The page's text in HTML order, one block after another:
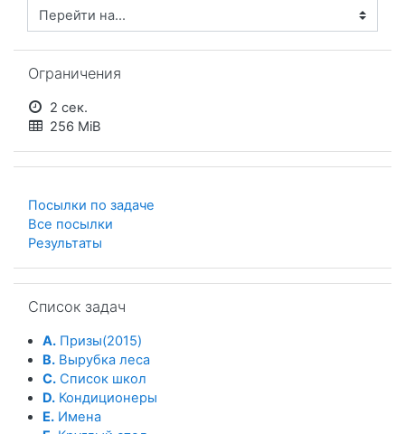
Перейти на...
Ограничения
2 сек.
256 MiB
Посылки по задаче
Все посылки
Результаты
Список задач
A. Призы(2015)
B. Вырубка леса
C. Список школ
D. Кондиционеры
E. Имена